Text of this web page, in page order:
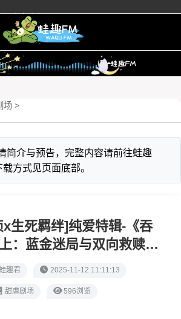
内容介绍
场 >
简介与预告，完整内容请前往蛙趣
方式见页面底部。
生死羁绊]纯爱特辑-《吞
：蓝金迷局与双向救赎之
吻
趣君 2025-11-12 11:11:13
甜虐剧场 596浏览